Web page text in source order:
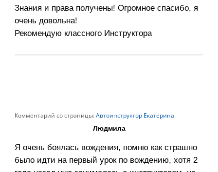
Знания и права получены! Огромное спасибо, я
очень довольна!
Рекомендую классного Инструктора
Комментарий со страницы:Автоинструктор Екатерина
Людмила
Я очень боялась вождения, помню как страшно
было идти на первый урок по вождению, хотя 2